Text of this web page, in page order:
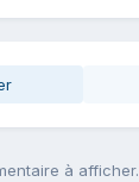
à afficher.